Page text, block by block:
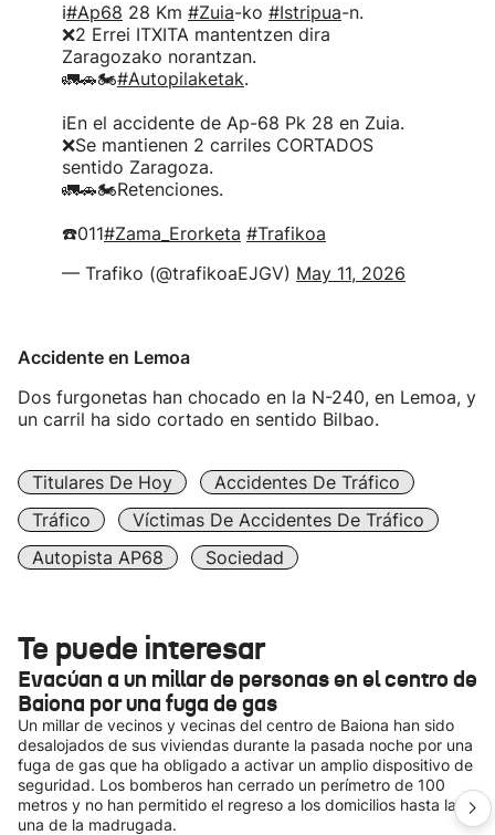
ℹ️#Ap68 28 Km #Zuia-ko #Istripua-n.
❌2 Errei ITXITA mantentzen dira
Zaragozako norantzan.
🚛🚗🏍️#Autopilaketak.
ℹ️En el accidente de Ap-68 Pk 28 en Zuia.
❌Se mantienen 2 carriles CORTADOS
sentido Zaragoza.
🚛🚗🏍️Retenciones.
☎️011#Zama_Erorketa #Trafikoa
— Trafiko (@trafikoaEJGV) May 11, 2026
Accidente en Lemoa
Dos furgonetas han chocado en la N-240, en Lemoa, y
un carril ha sido cortado en sentido Bilbao.
Titulares De Hoy
Accidentes De Tráfico
Tráfico
Víctimas De Accidentes De Tráfico
Autopista AP68
Sociedad
Te puede interesar
Evacúan a un millar de personas en el centro de
Baiona por una fuga de gas
Un millar de vecinos y vecinas del centro de Baiona han sido
desalojados de sus viviendas durante la pasada noche por una
fuga de gas que ha obligado a activar un amplio dispositivo de
seguridad. Los bomberos han cerrado un perímetro de 100
metros y no han permitido el regreso a los domicilios hasta la
una de la madrugada.